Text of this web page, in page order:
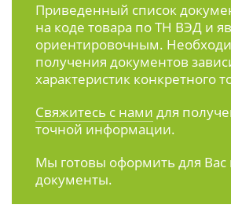
Приведенный список
на коде товара по ТН ВЭД и
ориентировочным.
получения документов
характеристик конкретного
Свяжитесь с нами для
точной информации.
Мы готовы оформить для Вас
документы.